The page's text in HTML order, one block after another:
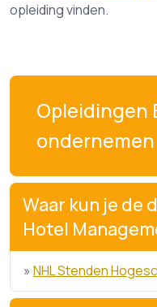
opleiding vinden.
Opleidingen
ondernemen
Waar kun je de
Hotel
» NHL Stenden